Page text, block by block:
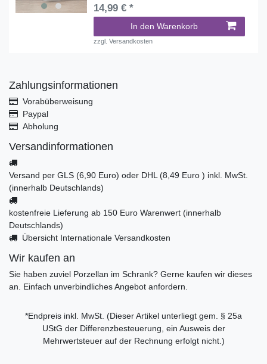
14,99 € *
In den Warenkorb
zzgl.Versandkosten
Zahlungsinformationen
Vorabüberweisung
Paypal
Abholung
Versandinformationen
Versand per GLS (6,90 Euro) oder DHL (8,49 Euro ) inkl. MwSt.
(innerhalb Deutschlands)
kostenfreie Lieferung ab 150 Euro Warenwert (innerhalb
Deutschlands)
Übersicht Internationale Versandkosten
Wir kaufen an
Sie haben zuviel Porzellan im Schrank? Gerne kaufen wir dieses
an. Einfach unverbindliches Angebot anfordern.
*Endpreis inkl. MwSt. (Dieser Artikel unterliegt gem. § 25a
UStG der Differenzbesteuerung, ein Ausweis der
Mehrwertsteuer auf der Rechnung erfolgt nicht.)